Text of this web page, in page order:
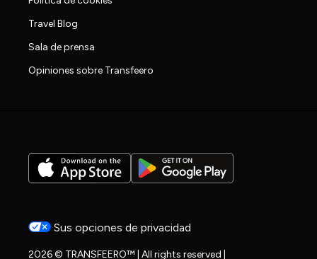
Travel Blog
Sala de prensa
Opiniones sobre Transfeero
Sus opciones de privacidad
2026 © TRANSFEERO™ | All rights reserved |